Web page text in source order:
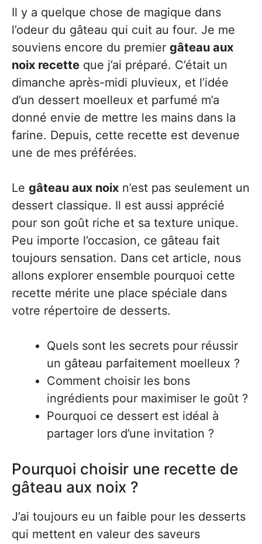
Il y a quelque chose de magique dans
l’odeur du gâteau qui cuit au four. Je me
souviens encore du premier gâteau aux
noix recette que j’ai préparé. C’était un
dimanche après-midi pluvieux, et l’idée
d’un dessert moelleux et parfumé m’a
donné envie de mettre les mains dans la
farine. Depuis, cette recette est devenue
une de mes préférées.
Le gâteau aux noix n’est pas seulement un
dessert classique. Il est aussi apprécié
pour son goût riche et sa texture unique.
Peu importe l’occasion, ce gâteau fait
toujours sensation. Dans cet article, nous
allons explorer ensemble pourquoi cette
recette mérite une place spéciale dans
votre répertoire de desserts.
Quels sont les secrets pour réussir
un gâteau parfaitement moelleux ?
Comment choisir les bons
ingrédients pour maximiser le goût ?
Pourquoi ce dessert est idéal à
partager lors d’une invitation ?
Pourquoi choisir une recette de
gâteau aux noix ?
J’ai toujours eu un faible pour les desserts
qui mettent en valeur des saveurs